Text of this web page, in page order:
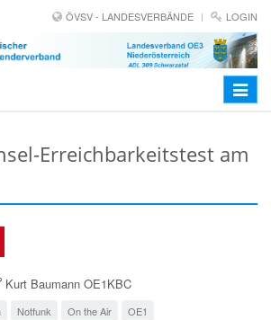
ÖVSV - LANDESVERBÄNDE LOGIN
Toggle
Erreichbarkeitstest am
Kurt Baumann OE1KBC
Notfunk On the Air
OE1